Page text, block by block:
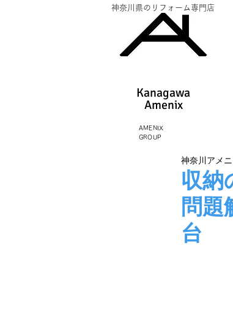
神奈川県のリフォーム専門店
Kanagawa
Amenix​
AMENIX
GROUP
収納
問題
台
神奈川アメ